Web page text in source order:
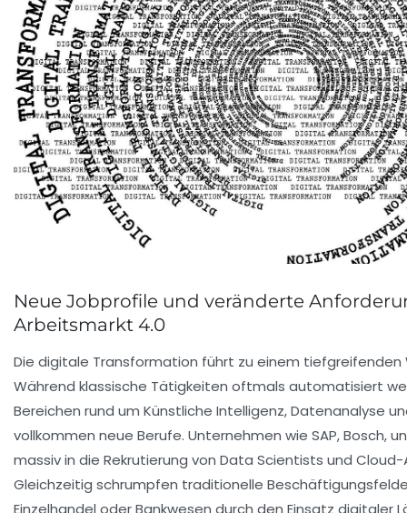
Neue Jobprofile und veränderte
Arbeitsmarkt 4.0
Die digitale Transformation führt zu einem tiefgreifenden
Während klassische Tätigkeiten oftmals automatisiert
Bereichen rund um Künstliche Intelligenz, Datenanalyse
vollkommen neue Berufe. Unternehmen wie SAP, Bosch,
massiv in die Rekrutierung von Data Scientists und
Gleichzeitig schrumpfen traditionelle
Einzelhandel oder Bankwesen durch den Einsatz digitaler